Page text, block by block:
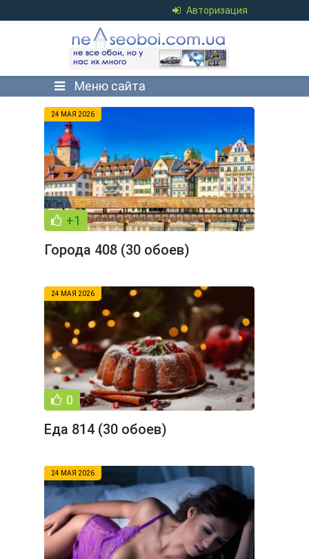
Авторизация
Меню сайта
24 МАЯ 2026
+1
Города 408 (30 обоев)
24 МАЯ 2026
0
Еда 814 (30 обоев)
24 МАЯ 2026